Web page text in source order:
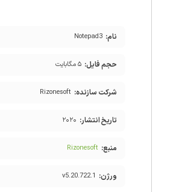
نام: Notepad3
حجم فایل: ۵ مگابایت
شرکت سازنده: Rizonesoft
تاریخ انتشار: ۲۰۲۰
منبع: Rizonesoft
ورژن: v5.20.722.1